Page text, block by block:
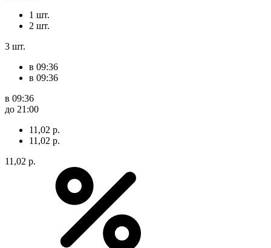
1 шт.
2 шт.
3 шт.
в 09:36
в 09:36
в 09:36
до 21:00
11,02 р.
11,02 р.
11,02 р.